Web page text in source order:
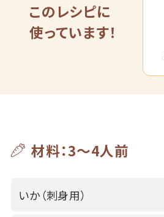
このレシピに
使っています！
材料：3～4人前
いか（刺身用）